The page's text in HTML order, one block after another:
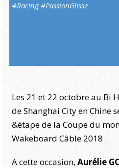
#Racing#PassionGlisse
Les 21 et 22 octobre au Bi
de Shanghai City en Chine
&étape de la Coupe du
Wakeboard Câble 2018 .
A cette occasion, Aurélie